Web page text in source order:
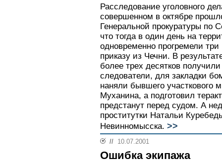
Расследование уголовного
совершенном в октябре
Генеральной прокуратуры по
что тогда в один день на
одновременно прогремели
приказу из Чечни. В
более трех десятков
следователи, для закладки
наняли бывшего участкового
Муханина, а подготовил
предстанут перед судом. А
проститутки Натальи
Невинномысска. >>
// 10.07.2001
Ошибка экипажа